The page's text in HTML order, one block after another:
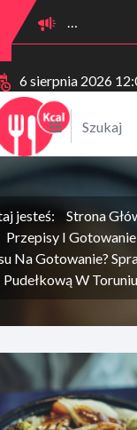
6 sierpnia 2026
jesteś:
Strona
Przepisy I Gotowanie
Na Gotowanie?
Pudełkową W Toruniu